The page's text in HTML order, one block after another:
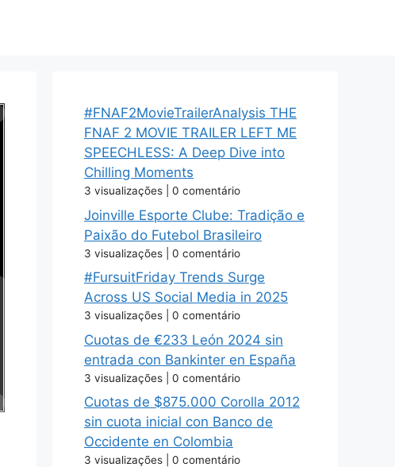
#FNAF2MovieTrailerAnalysis THE
FNAF 2 MOVIE TRAILER LEFT ME
SPEECHLESS: A Deep Dive into
Chilling Moments
3 visualizações 0 comentário
Joinville Esporte Clube: Tradição e
Paixão do Futebol Brasileiro
3 visualizações 0 comentário
#FursuitFriday Trends Surge
Across US Social Media in 2025
3 visualizações 0 comentário
Cuotas de €233 León 2024 sin
entrada con Bankinter en España
3 visualizações 0 comentário
Cuotas de $875.000 Corolla 2012
sin cuota inicial con Banco de
Occidente en Colombia
3 visualizações 0 comentário